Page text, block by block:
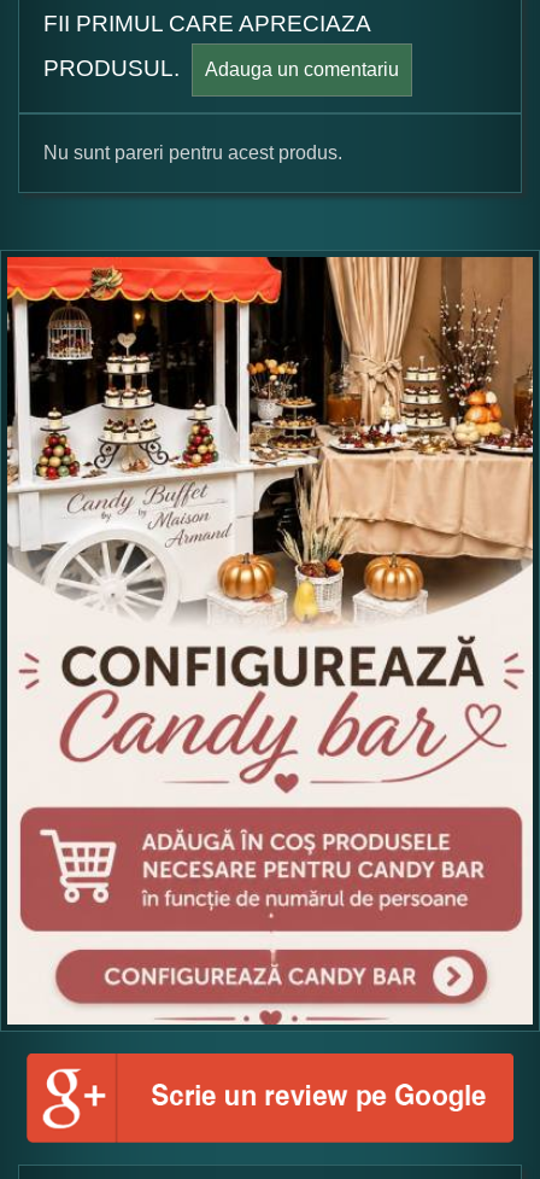
FII PRIMUL CARE APRECIAZA
PRODUSUL.
Adauga un comentariu
Formular pareri client
Numele dumneavoastra:
Adaugati o parere despre acest produs:
Ce nota acordati acestui produs?
2 3 4
5
Nu tocmai bun
Excelent!
Copiati alaturi numarul din imagine:
Nu sunt pareri pentru acest produs.